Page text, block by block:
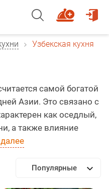
Узбекская кухня
самой богатой
Азии. Это связано с
как оседлый,
а также влияние
Популярные